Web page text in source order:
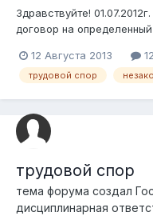
Здравствуйте!
договор на
прекращении трудового
срока. 01.07.2013 г.
12 Августа 2013
трудовой спор
трудовой спор
тема форума создал
дисциплинарная